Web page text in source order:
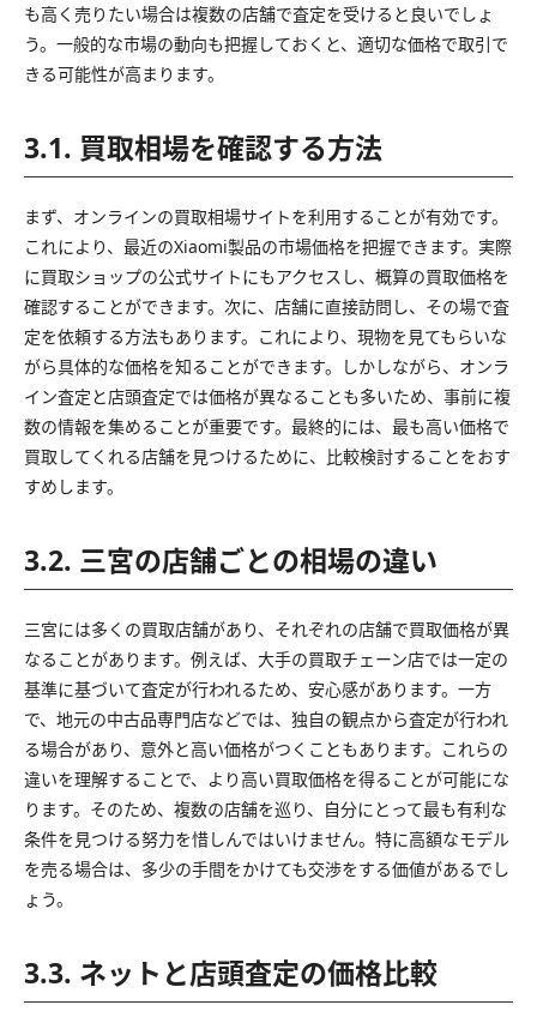
も高く売りたい場合は複数の店舗で査定を受けると良いでしょ
う。一般的な市場の動向も把握しておくと、適切な価格で取引で
きる可能性が高まります。
3.1. 買取相場を確認する方法
まず、オンラインの買取相場サイトを利用することが有効です。
これにより、最近のXiaomi製品の市場価格を把握できます。実際
に買取ショップの公式サイトにもアクセスし、概算の買取価格を
確認することができます。次に、店舗に直接訪問し、その場で査
定を依頼する方法もあります。これにより、現物を見てもらいな
がら具体的な価格を知ることができます。しかしながら、オンラ
イン査定と店頭査定では価格が異なることも多いため、事前に複
数の情報を集めることが重要です。最終的には、最も高い価格で
買取してくれる店舗を見つけるために、比較検討することをおす
すめします。
3.2. 三宮の店舗ごとの相場の違い
三宮には多くの買取店舗があり、それぞれの店舗で買取価格が異
なることがあります。例えば、大手の買取チェーン店では一定の
基準に基づいて査定が行われるため、安心感があります。一方
で、地元の中古品専門店などでは、独自の観点から査定が行われ
る場合があり、意外と高い価格がつくこともあります。これらの
違いを理解することで、より高い買取価格を得ることが可能にな
ります。そのため、複数の店舗を巡り、自分にとって最も有利な
条件を見つける努力を惜しんではいけません。特に高額なモデル
を売る場合は、多少の手間をかけても交渉をする価値があるでし
ょう。
3.3. ネットと店頭査定の価格比較